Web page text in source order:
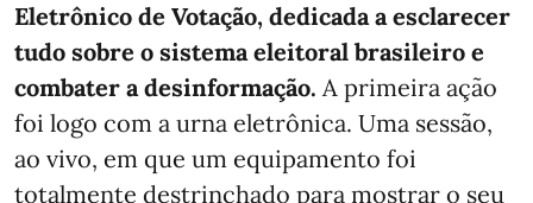
Eletrônico de Votação, dedicada a esclarecer
tudo sobre o sistema eleitoral brasileiro e
combater a desinformação. A primeira ação
foi logo com a urna eletrônica. Uma sessão,
ao vivo, em que um equipamento foi
totalmente destrinchado para mostrar o seu